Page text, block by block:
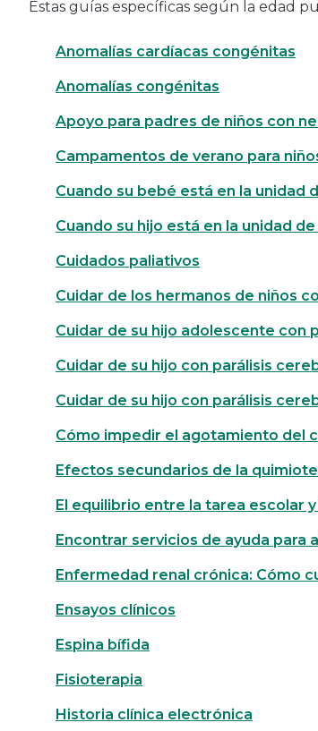
Estas guías específicas según la edad
Anomalías cardíacas congénitas
Anomalías congénitas
Apoyo para padres de niños con
Campamentos de verano para
Cuando su bebé está en la unidad
Cuando su hijo está en la unidad
Cuidados paliativos
Cuidar de los hermanos de niños
Cuidar de su hijo adolescente con
Cuidar de su hijo con parálisis
Cuidar de su hijo con parálisis
Cómo impedir el agotamiento del
Efectos secundarios de la
El equilibrio entre la tarea escolar
Encontrar servicios de ayuda para
Enfermedad renal crónica: Cómo
Ensayos clínicos
Espina bífida
Fisioterapia
Historia clínica electrónica